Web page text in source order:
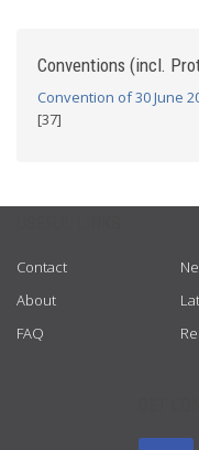
Conventions (incl.
Convention of 30 June
[37]
Contact
About
FAQ